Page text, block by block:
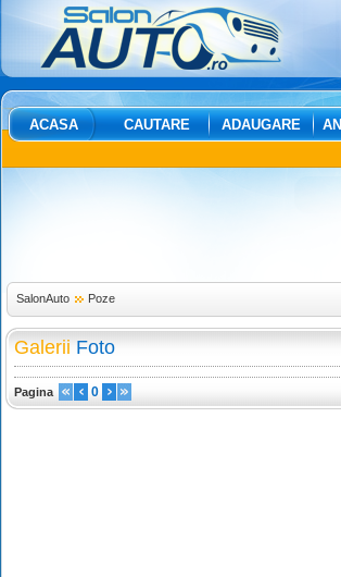
ACASA CAUTARE ADAUGARE
SalonAuto Poze
Galerii Foto
Pagina 0